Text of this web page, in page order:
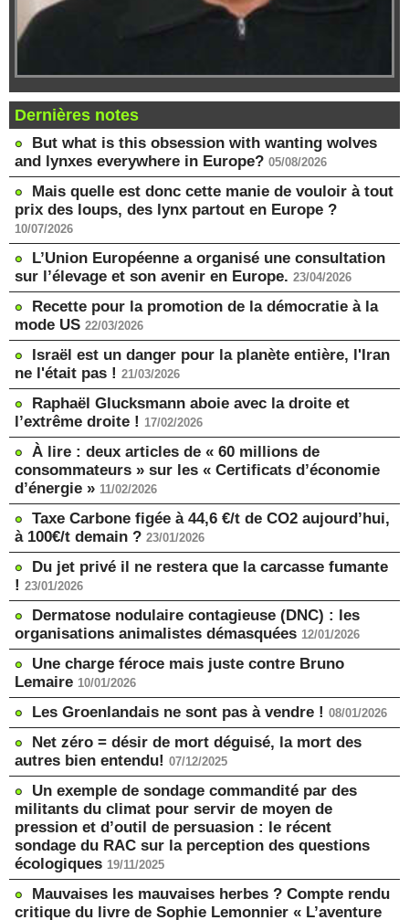
Dernières notes
But what is this obsession with wanting wolves
and lynxes everywhere in Europe? 05/08/2026
Mais quelle est donc cette manie de vouloir à tout
prix des loups, des lynx partout en Europe ?
10/07/2026
L’Union Européenne a organisé une consultation
sur l’élevage et son avenir en Europe. 23/04/2026
Recette pour la promotion de la démocratie à la
mode US 22/03/2026
Israël est un danger pour la planète entière, l'Iran
ne l'était pas ! 21/03/2026
Raphaël Glucksmann aboie avec la droite et
l’extrême droite ! 17/02/2026
À lire : deux articles de « 60 millions de
consommateurs » sur les « Certificats d’économie
d’énergie » 11/02/2026
Taxe Carbone figée à 44,6 €/t de CO2 aujourd’hui,
à 100€/t demain ? 23/01/2026
Du jet privé il ne restera que la carcasse fumante
! 23/01/2026
Dermatose nodulaire contagieuse (DNC) : les
organisations animalistes démasquées 12/01/2026
Une charge féroce mais juste contre Bruno
Lemaire 10/01/2026
Les Groenlandais ne sont pas à vendre ! 08/01/2026
Net zéro = désir de mort déguisé, la mort des
autres bien entendu! 07/12/2025
Un exemple de sondage commandité par des
militants du climat pour servir de moyen de
pression et d’outil de persuasion : le récent
sondage du RAC sur la perception des questions
écologiques 19/11/2025
Mauvaises les mauvaises herbes ? Compte rendu
critique du livre de Sophie Lemonnier « L’aventure